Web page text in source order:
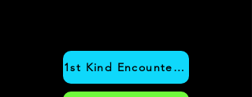
1st Kind Encounter = Visual